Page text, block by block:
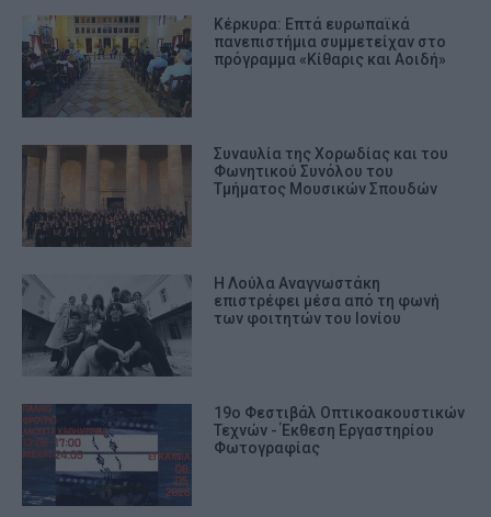
Κέρκυρα: Επτά ευρωπαϊκά
πανεπιστήμια συμμετείχαν στο
πρόγραμμα «Κίθαρις και Αοιδή»
Συναυλία της Χορωδίας και του
Φωνητικού Συνόλου του
Τμήματος Μουσικών Σπουδών
Η Λούλα Αναγνωστάκη
επιστρέφει μέσα από τη φωνή
των φοιτητών του Ιονίου
19ο Φεστιβάλ Οπτικοακουστικών
Τεχνών - Έκθεση Εργαστηρίου
Φωτογραφίας